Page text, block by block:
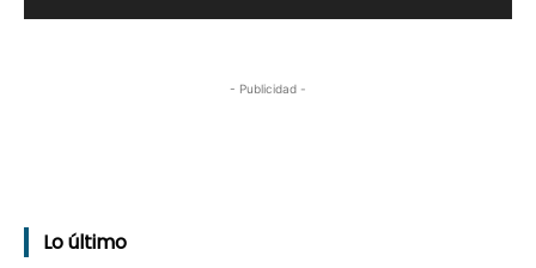
- Publicidad -
Lo último